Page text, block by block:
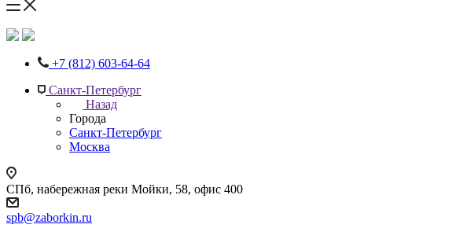
+7 (812) 603-64-64
Санкт-Петербург
Назад
Города
Санкт-Петербург
Москва
СПб, набережная реки Мойки, 58, офис 400
spb@zaborkin.ru